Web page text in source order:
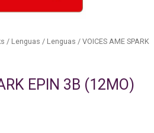
/ Lenguas / Lenguas / VOICES AME SPARK
EPIN 3B (12MO)